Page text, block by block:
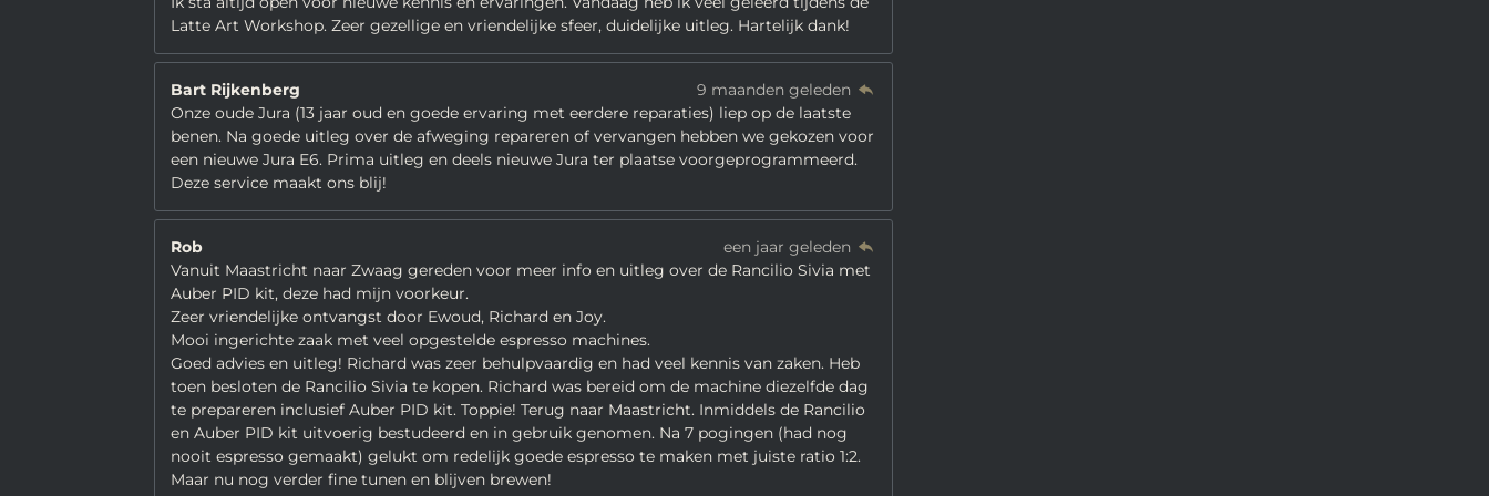
Latte Art Workshop. Zeer gezellige en vriendelijke sfeer, duidelijke uitleg. Hartelijk dank!
Bart Rijkenberg
9 maanden geleden
Onze oude Jura (13 jaar oud en goede ervaring met eerdere reparaties) liep op de laatste
benen. Na goede uitleg over de afweging repareren of vervangen hebben we gekozen voor
een nieuwe Jura E6. Prima uitleg en deels nieuwe Jura ter plaatse voorgeprogrammeerd.
Deze service maakt ons blij!
Rob
een jaar geleden
Vanuit Maastricht naar Zwaag gereden voor meer info en uitleg over de Rancilio Sivia met
Auber PID kit, deze had mijn voorkeur.
Zeer vriendelijke ontvangst door Ewoud, Richard en Joy.
Mooi ingerichte zaak met veel opgestelde espresso machines.
Goed advies en uitleg! Richard was zeer behulpvaardig en had veel kennis van zaken. Heb
toen besloten de Rancilio Sivia te kopen. Richard was bereid om de machine diezelfde dag
te prepareren inclusief Auber PID kit. Toppie! Terug naar Maastricht. Inmiddels de Rancilio
en Auber PID kit uitvoerig bestudeerd en in gebruik genomen. Na 7 pogingen (had nog
nooit espresso gemaakt) gelukt om redelijk goede espresso te maken met juiste ratio 1:2.
Maar nu nog verder fine tunen en blijven brewen!